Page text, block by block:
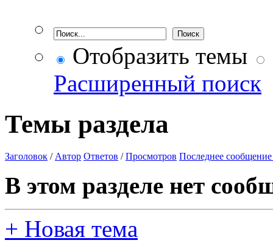
Отобразить темы
Расширенный поиск
Темы раздела
Заголовок / Автор Ответов /Просмотров Последнее сообщение
В этом разделе нет
+ Новая тема